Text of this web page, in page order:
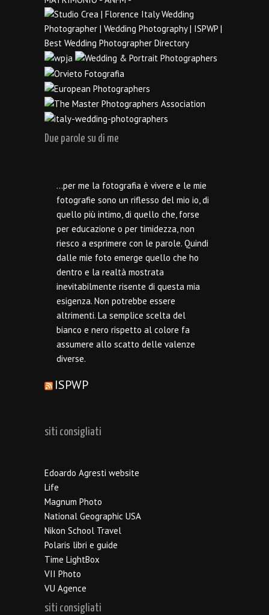
Due parole su di me
…per me la fotografia è vivere e le mie
fotografie sono un riflesso del mio io, di
quello più intimo, di quello che, forse
per educazione o per timidezza, non
riesco a esprimere con le parole. Quindi
dalle mie foto emerge quello che ho
dentro e la realtà mostrata
inevitabilmente risente di questa mia
esigenza. Non potrebbe essere
altrimenti. La semplice scelta del
bianco e nero rispetto al colore fa
assumere allo scatto delle valenze
diverse.
ISPWP
siti consigliati
Edoardo Agresti website
Life
Magnum Photo
National Geographic USA
Nikon School Travel
Polaris libri e guide
Time LightBox
VII Photo
VU Agence
siti consigliati